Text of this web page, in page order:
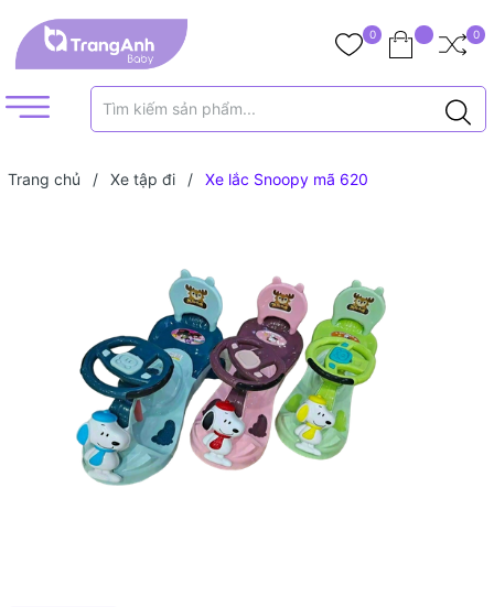
0 0
Trang chủ / Xe tập đi / Xe lắc Snoopy mã 620